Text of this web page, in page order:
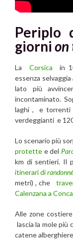
Periplo
giorni on
La Corsica in
essenza
lato più
incontaminato.
laghi , e torrenti
verdeggianti e
Lo scenario più
protette e del
km di sentieri. Il
itinerari di
metri) , che
Calenzana a Conca
Alle zone
lascia la mole
catene